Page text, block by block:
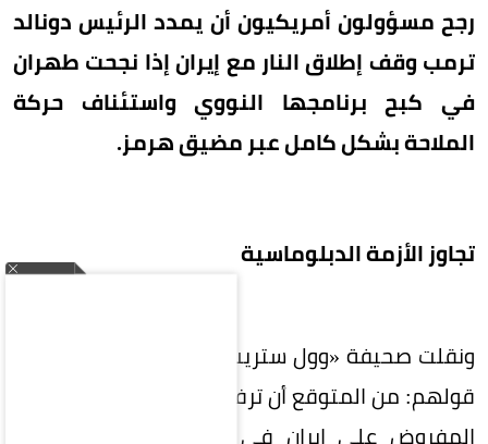
رجح مسؤولون أمريكيون أن يمدد الرئيس دونالد
ترمب وقف إطلاق النار مع إيران إذا نجحت طهران
في كبح برنامجها النووي واستئناف حركة
الملاحة بشكل كامل عبر مضيق هرمز.
تجاوز الأزمة الدبلوماسية
ونقلت صحيفة «وول ستريت جورنال» عن المسؤولين
قولهم: من المتوقع أن ترفع واشنطن الحصار البحري